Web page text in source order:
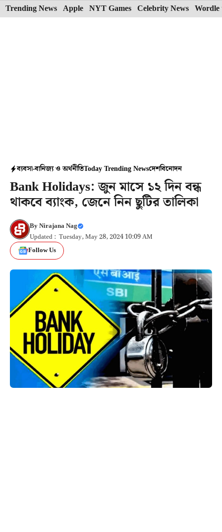
Skip
to
Trending News Apple NYT Games Celebrity News Wordle
ব্যবসা-বানিজ্য ও অর্থনীতিToday Trending Newsদেশবিনোদন
Bank Holidays: জুন মাসে ১২ দিন বন্ধ
থাকবে ব্যাংক, জেনে নিন ছুটির তালিকা
ByNirajana Nag
Updated : Tuesday, May 28, 2024 10:09 AM
Follow Us